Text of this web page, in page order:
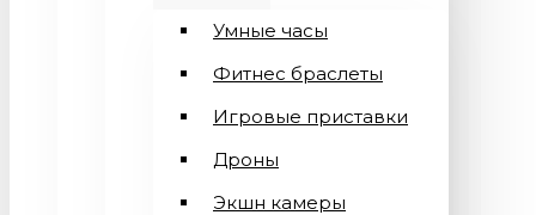
Умные часы
Фитнес браслеты
Игровые приставки
Дроны
Экшн камеры